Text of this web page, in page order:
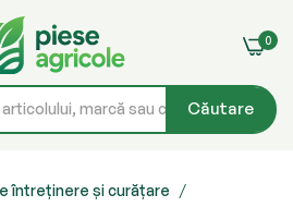
Căutare
0
întreținere și curățare